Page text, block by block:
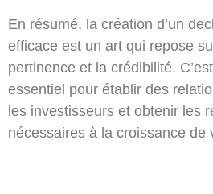
En résumé, la création d’un
efficace est un art qui repose
pertinence et la crédibilité.
essentiel pour établir des
les investisseurs et obtenir les
nécessaires à la croissance de